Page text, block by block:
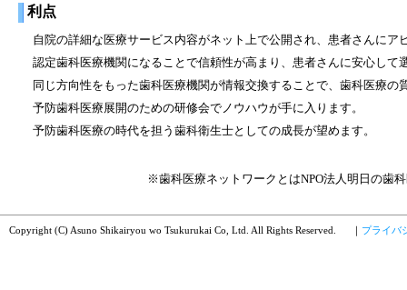
利点
自院の詳細な医療サービス内容がネット上で公開され、患者さんにア
認定歯科医療機関になることで信頼性が高まり、患者さんに安心して
同じ方向性をもった歯科医療機関が情報交換することで、歯科医療の
予防歯科医療展開のための研修会でノウハウが手に入ります。
予防歯科医療の時代を担う歯科衛生士としての成長が望めます。
※歯科医療ネットワークとはNPO法人明日の歯
Copyright (C) Asuno Shikairyou wo Tsukurukai Co, Ltd. All Rights Reserved. プライバ